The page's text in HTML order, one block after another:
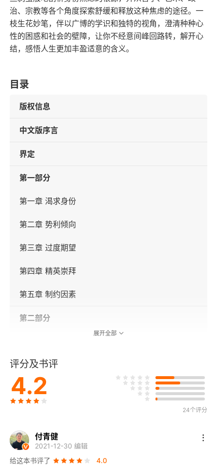
治、宗教等各个角度探索舒缓和释放这种焦虑的途径。一
枝生花妙笔，伴以广博的学识和独特的视角，澄清种种心
性的困惑和社会的壁障，让你不经意间峰回路转，解开心
结，感悟人生更加丰盈适意的含义。
目录
版权信息
中文版序言
界定
第一部分
第一章 渴求身份
第二章 势利倾向
第三章 过度期望
第四章 精英崇拜
第五章 制约因素
第二部分
第二章 艺术
第三章 政治
第五章 波希米亚
展开全部
评分及书评
4.2
24个评分
付青健
2021-12-30 编辑
给这本书评了
4.0